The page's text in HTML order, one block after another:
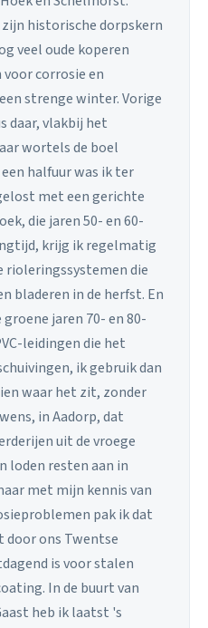
historische dorpskern
veel oude koperen
corrosie en
strenge winter. Vorige
daar, vlakbij het
wortels de boel
halfuur was ik ter
met een gerichte
die jaren 50- en 60-
krijg ik regelmatig
rioleringssystemen die
bladeren in de herfst. En
jaren 70- en 80-
leidingen die het
ik gebruik dan
waar het zit, zonder
in Aadorp, dat
uit de vroege
loden resten aan in
met mijn kennis van
pak ik dat
door ons Twentse
is voor stalen
In de buurt van
heb ik laatst 's